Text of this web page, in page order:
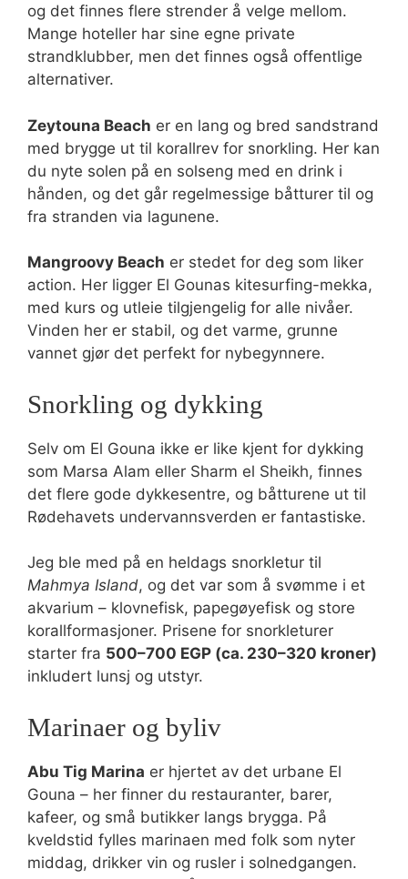
og det finnes flere strender å velge mellom.
Mange hoteller har sine egne private
strandklubber, men det finnes også offentlige
alternativer.
Zeytouna Beach er en lang og bred sandstrand
med brygge ut til korallrev for snorkling. Her kan
du nyte solen på en solseng med en drink i
hånden, og det går regelmessige båtturer til og
fra stranden via lagunene.
Mangroovy Beach er stedet for deg som liker
action. Her ligger El Gounas kitesurfing-mekka,
med kurs og utleie tilgjengelig for alle nivåer.
Vinden her er stabil, og det varme, grunne
vannet gjør det perfekt for nybegynnere.
Snorkling og dykking
Selv om El Gouna ikke er like kjent for dykking
som Marsa Alam eller Sharm el Sheikh, finnes
det flere gode dykkesentre, og båtturene ut til
Rødehavets undervannsverden er fantastiske.
Jeg ble med på en heldags snorkletur til
Mahmya Island, og det var som å svømme i et
akvarium – klovnefisk, papegøyefisk og store
korallformasjoner. Prisene for snorkleturer
starter fra 500–700 EGP (ca. 230–320 kroner)
inkludert lunsj og utstyr.
Marinaer og byliv
Abu Tig Marina er hjertet av det urbane El
Gouna – her finner du restauranter, barer,
kafeer, og små butikker langs brygga. På
kveldstid fylles marinaen med folk som nyter
middag, drikker vin og rusler i solnedgangen.